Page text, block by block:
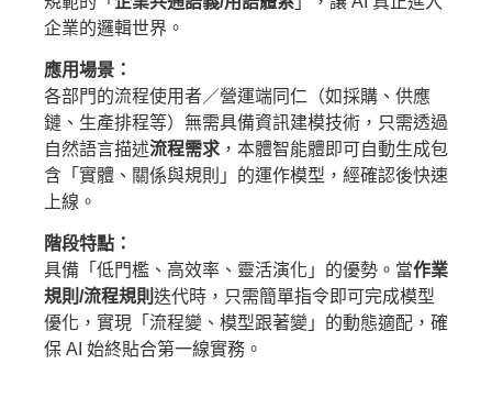
企業的邏輯世界。
應用場景：
各部門的流程使用者／營運端同仁（如採購、供應
鏈、生產排程等）無需具備資訊建模技術，只需透過
自然語言描述流程需求 ，本體智能體即可自動生成包
含「實體、關係與規則」的運作模型，經確認後快速
上線。
階段特點：
具備「低門檻、高效率、靈活演化」的優勢。當作業
規則 /流程規則 迭代時，只需簡單指令即可完成模型
優化，實現「流程變、模型跟著變」的動態適配，確
保 AI 始終貼合第一線實務。